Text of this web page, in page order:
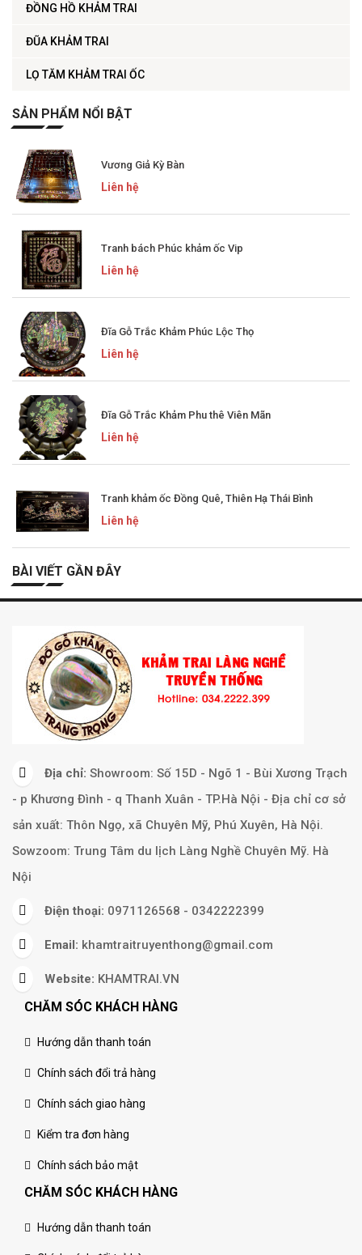
ĐỒNG HỒ KHẢM TRAI
ĐŨA KHẢM TRAI
LỌ TĂM KHẢM TRAI ỐC
SẢN PHẨM NỔI BẬT
Vương Giả Kỳ Bàn
Liên hệ
Tranh bách Phúc khảm ốc Vip
Liên hệ
Đĩa Gỗ Trắc Khảm Phúc Lộc Thọ
Liên hệ
Đĩa Gỗ Trắc Khảm Phu thê Viên Mãn
Liên hệ
Tranh khảm ốc Đồng Quê, Thiên Hạ Thái Bình
Liên hệ
BÀI VIẾT GẦN ĐÂY
Địa chỉ: Showroom: Số 15D - Ngõ 1 - Bùi Xương Trạch
- p Khương Đình - q Thanh Xuân - TP.Hà Nội - Địa chỉ cơ sở
sản xuất: Thôn Ngọ, xã Chuyên Mỹ, Phú Xuyên, Hà Nội.
Sowzoom: Trung Tâm du lịch Làng Nghề Chuyên Mỹ. Hà
Nội
Điện thoại: 0971126568 - 0342222399
Email: khamtraitruyenthong@gmail.com
Website: KHAMTRAI.VN
CHĂM SÓC KHÁCH HÀNG
Hướng dẫn thanh toán
Chính sách đổi trả hàng
Chính sách giao hàng
Kiểm tra đơn hàng
Chính sách bảo mật
CHĂM SÓC KHÁCH HÀNG
Hướng dẫn thanh toán